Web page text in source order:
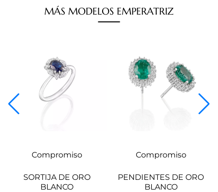
MÁS MODELOS EMPERATRIZ
Compromiso
SORTIJA DE ORO
BLANCO
Compromiso
PENDIENTES DE ORO
BLANCO